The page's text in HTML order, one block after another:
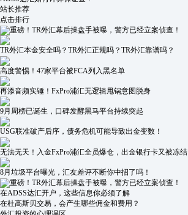
站长推荐
点击排行
重磅！TR外汇幕后操盘手被曝，警方已经立案侦查！
TR外汇本金安全吗？TR外汇正规吗？TR外汇靠谱吗？
高度警惕！47家平台被FCA列入黑名单
再添音频实锤！FxPro浦汇无逻辑甩锅意图脱身
9月周榜已诞生，口碑发酵黑马平台持续突起
USG联准破产后序，债务危机可能导致出金变数！
无法无天！入金FxPro浦汇全员爆仓，出金银行卡又被冻结
8月垃圾平台曝光，汇友差评不断你中招了吗！
重磅！TR外汇幕后操盘手被曝，警方已经立案侦查！
在ADSS达汇开户，这些信息你必须了解
在杜高斯贝交易，会产生哪些佣金和费用？